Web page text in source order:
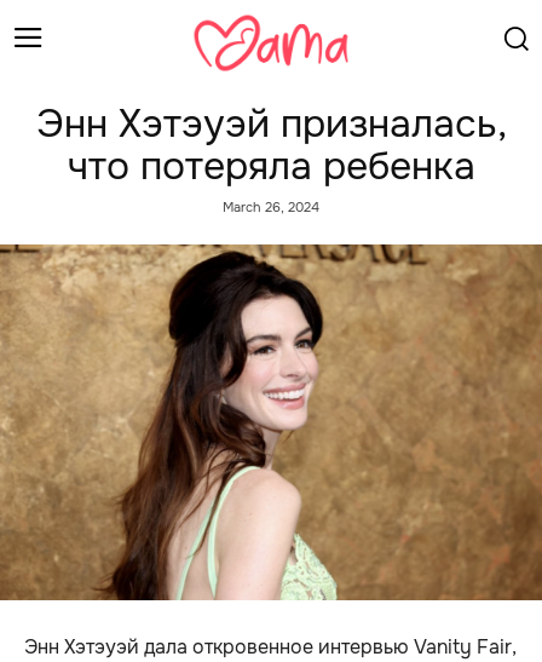
Энн Хэтэуэй призналась,
что потеряла ребенка
March 26, 2024
Энн Хэтэуэй дала откровенное интервью Vanity Fair,